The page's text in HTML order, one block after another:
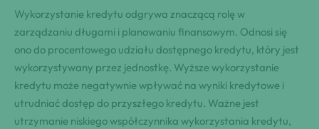
Wykorzystanie kredytu odgrywa znaczącą rolę w
zarządzaniu długami i planowaniu finansowym. Odnosi się
ono do procentowego udziału dostępnego kredytu, który jest
wykorzystywany przez jednostkę. Wyższe wykorzystanie
kredytu może negatywnie wpływać na wyniki kredytowe i
utrudniać dostęp do przyszłego kredytu. Ważne jest
utrzymanie niskiego współczynnika wykorzystania kredytu,